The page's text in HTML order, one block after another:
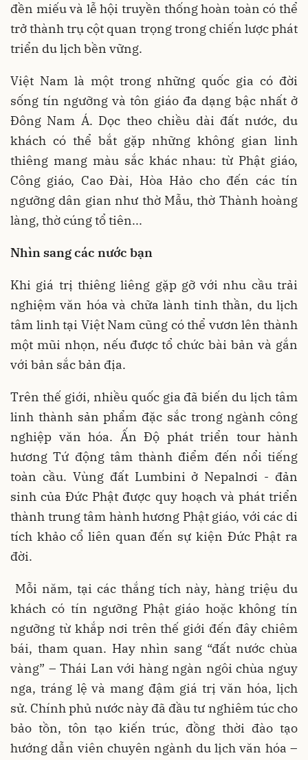
đền miếu và lễ hội truyền thống hoàn toàn có thể
trở thành trụ cột quan trọng trong chiến lược phát
triển du lịch bền vững.
Việt Nam là một trong những quốc gia có đời
sống tín ngưỡng và tôn giáo đa dạng bậc nhất ở
Đông Nam Á. Dọc theo chiều dài đất nước, du
khách có thể bắt gặp những không gian linh
thiêng mang màu sắc khác nhau: từ Phật giáo,
Công giáo, Cao Đài, Hòa Hảo cho đến các tín
ngưỡng dân gian như thờ Mẫu, thờ Thành hoàng
làng, thờ cúng tổ tiên...
Nhìn sang các nước bạn
Khi giá trị thiêng liêng gặp gỡ với nhu cầu trải
nghiệm văn hóa và chữa lành tinh thần, du lịch
tâm linh tại Việt Nam cũng có thể vươn lên thành
một mũi nhọn, nếu được tổ chức bài bản và gắn
với bản sắc bản địa.
Trên thế giới, nhiều quốc gia đã biến du lịch tâm
linh thành sản phẩm đặc sắc trong ngành công
nghiệp văn hóa. Ấn Độ phát triển tour hành
hương Tứ động tâm thành điểm đến nổi tiếng
toàn cầu. Vùng đất Lumbini ở Nepalnơi - đản
sinh của Đức Phật được quy hoạch và phát triển
thành trung tâm hành hương Phật giáo, với các di
tích khảo cổ liên quan đến sự kiện Đức Phật ra
đời.
Mỗi năm, tại các thắng tích này, hàng triệu du
khách có tín ngưỡng Phật giáo hoặc không tín
ngưỡng từ khắp nơi trên thế giới đến đây chiêm
bái, tham quan. Hay nhìn sang “đất nước chùa
vàng” – Thái Lan với hàng ngàn ngôi chùa nguy
nga, tráng lệ và mang đậm giá trị văn hóa, lịch
sử. Chính phủ nước này đã đầu tư nghiêm túc cho
bảo tồn, tôn tạo kiến trúc, đồng thời đào tạo
hướng dẫn viên chuyên ngành du lịch văn hóa –